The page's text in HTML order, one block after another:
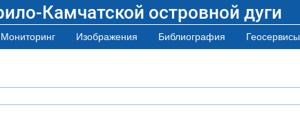
Камчатской островной дуги
Мониторинг Изображения Библиография Геосервисы